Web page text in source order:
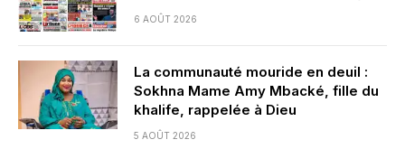
6 AOÛT 2026
La communauté mouride en deuil :
Sokhna Mame Amy Mbacké, fille du
khalife, rappelée à Dieu
5 AOÛT 2026